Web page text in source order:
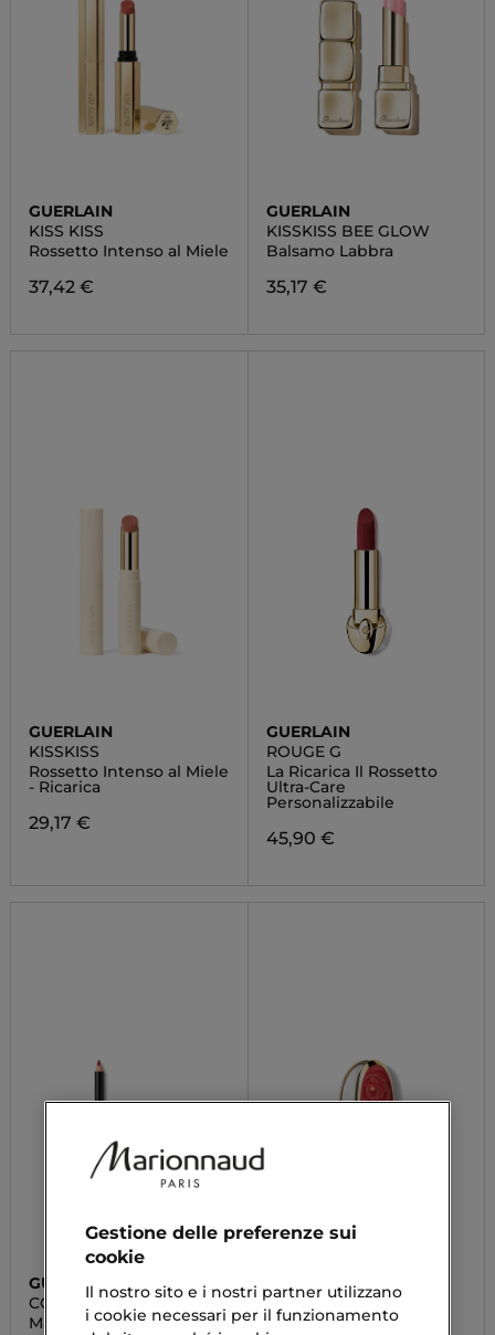
GUERLAIN
KISS KISS
Rossetto Intenso al Miele
37,42 €
GUERLAIN
KISSKISS BEE GLOW
Balsamo Labbra
35,17 €
GUERLAIN
KISSKISS
Rossetto Intenso al Miele
- Ricarica
29,17 €
GUERLAIN
ROUGE G
La Ricarica Il Rossetto
Ultra-Care
Personalizzabile
45,90 €
GUERLAIN
CONTOUR G
Matita Labbra
GUERLAIN
ROUGE G
La Cover Gioiello con
Gestione delle preferenze sui
cookie
Il nostro sito e i nostri partner utilizzano
i cookie necessari per il funzionamento